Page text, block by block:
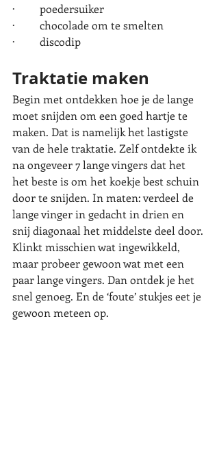
·         poedersuiker
·         chocolade om te smelten
·         discodip
Traktatie maken
Begin met ontdekken hoe je de lange
moet snijden om een goed hartje te
maken. Dat is namelijk het lastigste
van de hele traktatie. Zelf ontdekte ik
na ongeveer 7 lange vingers dat het
het beste is om het koekje best schuin
door te snijden. In maten: verdeel de
lange vinger in gedacht in drien en
snij diagonaal het middelste deel door.
Klinkt misschien wat ingewikkeld,
maar probeer gewoon wat met een
paar lange vingers. Dan ontdek je het
snel genoeg. En de ‘foute’ stukjes eet je
gewoon meteen op.